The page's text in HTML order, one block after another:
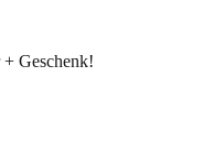
Geschenk!